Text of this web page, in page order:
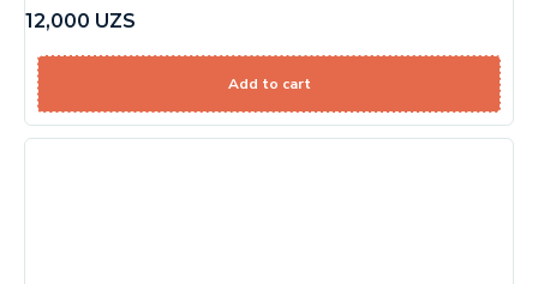
12,000 UZS
Add to cart